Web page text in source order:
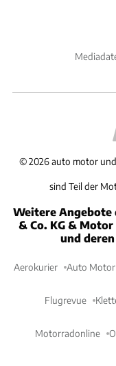
©2026 auto motor
sind Teil der
Weitere Angebote
& Co. KG & Motor
und
Aerokurier Auto
Flugrevue
Motorradonline